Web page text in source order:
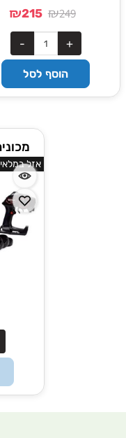
₪249
₪215
הוסף לסל
אזל במלאי